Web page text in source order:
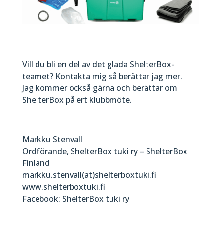
Vill du bli en del av det glada ShelterBox-
teamet? Kontakta mig så berättar jag mer.
Jag kommer också gärna och berättar om
ShelterBox på ert klubbmöte.
Markku Stenvall
Ordförande, ShelterBox tuki ry – ShelterBox
Finland
markku.stenvall(at)shelterboxtuki.fi
www.shelterboxtuki.fi
Facebook: ShelterBox tuki ry